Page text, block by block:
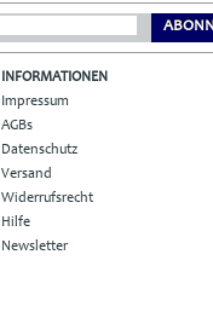
INFORMATIONEN
Impressum
AGBs
Datenschutz
Versand
Widerrufsrecht
Hilfe
Newsletter